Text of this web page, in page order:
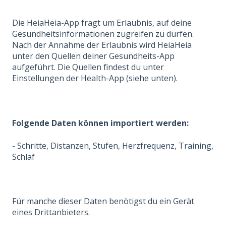
Die HeiaHeia-App fragt um Erlaubnis, auf deine
Gesundheitsinformationen zugreifen zu dürfen.
Nach der Annahme der Erlaubnis wird HeiaHeia
unter den Quellen deiner Gesundheits-App
aufgeführt. Die Quellen findest du unter
Einstellungen der Health-App (siehe unten).
Folgende Daten können importiert werden:
- Schritte, Distanzen, Stufen, Herzfrequenz, Training,
Schlaf
Für manche dieser Daten benötigst du ein Gerät
eines Drittanbieters.